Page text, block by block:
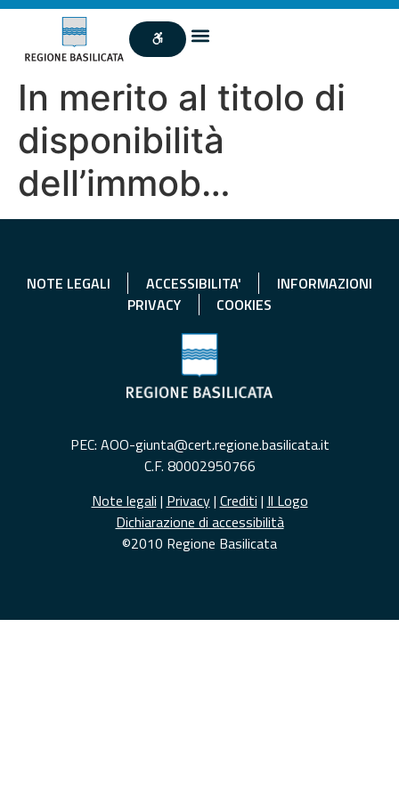
In merito al titolo di
disponibilità
dell’immob…
NOTE LEGALI ACCESSIBILITA'
INFORMAZIONI
PRIVACY
COOKIES
PEC: AOO-giunta@cert.regione.basilicata.it
C.F. 80002950766
Note legali | Privacy| Crediti | Il Logo
Dichiarazione di accessibilità
©2010 Regione Basilicata